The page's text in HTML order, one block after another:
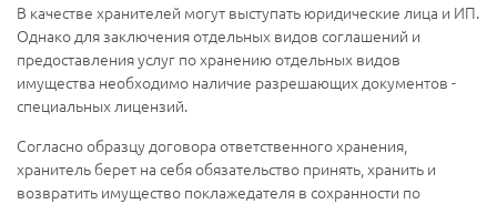
В качестве хранителей могут выступать юридические лица и ИП.
Однако для заключения отдельных видов соглашений и
предоставления услуг по хранению отдельных видов
имущества необходимо наличие разрешающих документов -
специальных лицензий.
Согласно образцу договора ответственного хранения,
хранитель берет на себя обязательство принять, хранить и
возвратить имущество поклажедателя в сохранности по